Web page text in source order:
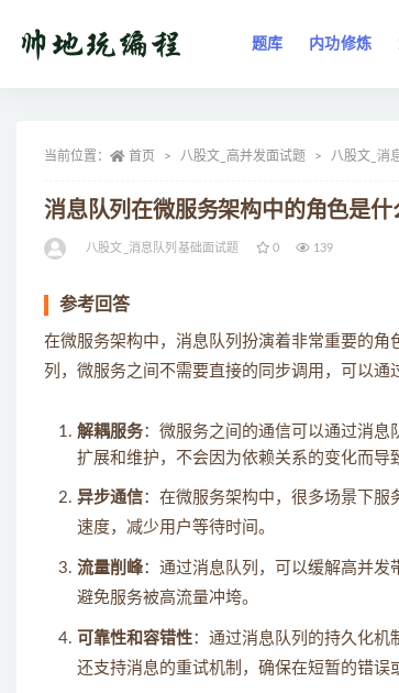
题库 内功修炼
当前位置： 首页 八股文_高并发面试题 八股文_消
消息队列在微服务架构中的角色是什
八股文_消息队列基础面试题 0 139
参考回答
在微服务架构中，消息队列扮演着非常重要的
列，微服务之间不需要直接的同步调用，可以通
解耦服务：微服务之间的通信可以通过消
扩展和维护，不会因为依赖关系的变化而导
异步通信：在微服务架构中，很多场景下
速度，减少用户等待时间。
流量削峰：通过消息队列，可以缓解高并发
避免服务被高流量冲垮。
可靠性和容错性：通过消息队列的持久化机
还支持消息的重试机制，确保在短暂的错误